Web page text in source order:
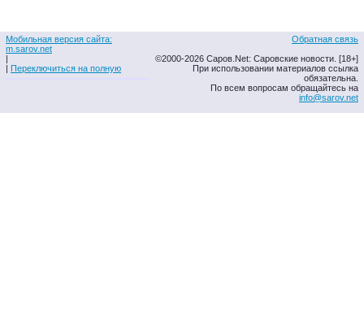
Мобильная версия сайта:
m.sarov.net
|
| Переключиться на полную
Обратная связь
©2000-2026 Саров.Net: Саровские новости. [18+]
При использовании материалов ссылка
обязательна.
По всем вопросам обращайтесь на
info@sarov.net